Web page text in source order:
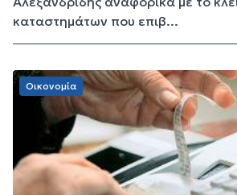
καταστημάτων που επιβ...
Οικονομία